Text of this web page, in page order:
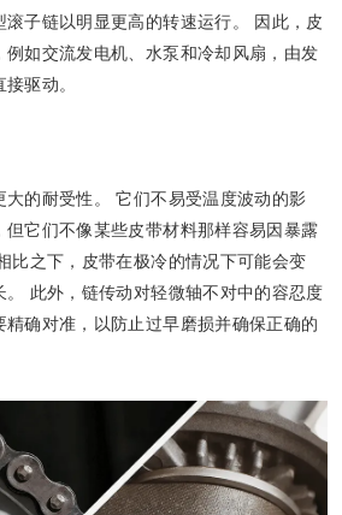
子链以明显更高的转速运行。 因此，皮
如交流发电机、水泵和冷却风扇，由发
驱动。
的耐受性。 它们不易受温度波动的影
它们不像某些皮带材料那样容易因暴露
比之下，皮带在极冷的情况下可能会变
。 此外，链传动对轻微轴不对中的容忍度
确对准，以防止过早磨损并确保正确的